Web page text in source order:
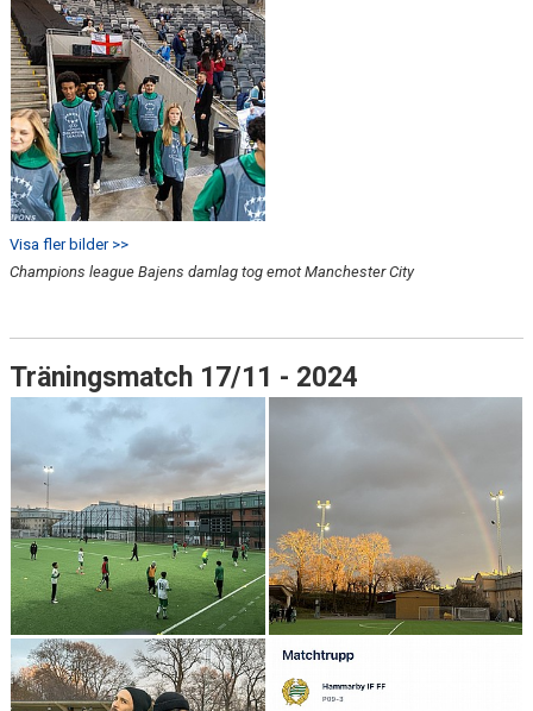
Visa fler bilder >>
Champions league Bajens damlag tog emot Manchester City
Träningsmatch 17/11 - 2024